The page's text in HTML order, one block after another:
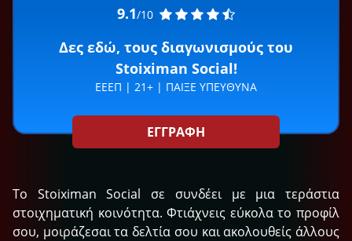
9.1/10
Δες εδώ, τους διαγωνισμούς του
Stoiximan Social!
ΕΕΕΠ | 21+ | ΠΑΙΞΕ ΥΠΕΥΘΥΝΑ
ΕΓΓΡΑΦΗ
Το Stoiximan Social σε συνδέει με μια τεράστια
στοιχηματική κοινότητα. Φτιάχνεις εύκολα το προφίλ
σου, μοιράζεσαι τα δελτία σου και ακολουθείς άλλους